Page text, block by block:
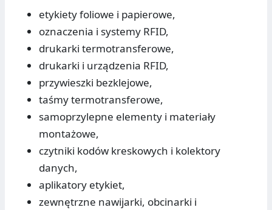
etykiety foliowe i papierowe,
oznaczenia i systemy RFID,
drukarki termotransferowe,
drukarki i urządzenia RFID,
przywieszki bezklejowe,
taśmy termotransferowe,
samoprzylepne elementy i materiały
montażowe,
czytniki kodów kreskowych i kolektory
danych,
aplikatory etykiet,
zewnętrzne nawijarki, obcinarki i